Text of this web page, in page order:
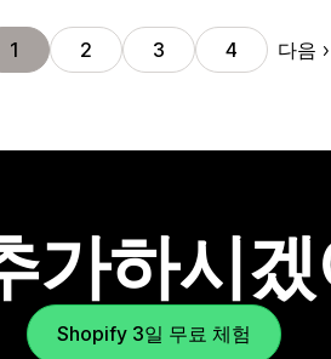
1 2 3 4 다음
가하시
Shopify 3일 무료 체험